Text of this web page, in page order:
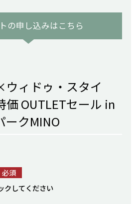
の申し込みはこちら
ウィドゥ・スタイ
価 OUTLETセール in
ークMINO
必須
クしてください